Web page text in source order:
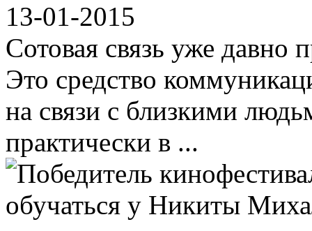
13-01-2015
Сотовая связь уже
Это средство
на связи с близкими
практически в ...